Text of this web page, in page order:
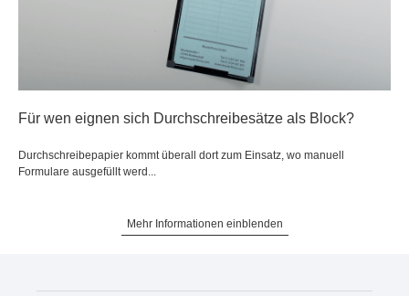
Für wen eignen sich Durchschreibesätze als Block?
Durchschreibepapier kommt überall dort zum Einsatz, wo manuell
Formulare ausgefüllt werd...
Mehr Informationen einblenden